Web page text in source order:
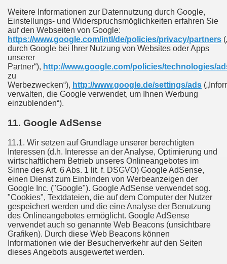
Weitere Informationen zur Datennutzung durch Google,
Einstellungs- und Widerspruchsmöglichkeiten erfahren Sie
auf den Webseiten von Google:
https://www.google.com/intl/de/policies/privacy/partners
durch Google bei Ihrer Nutzung von Websites oder Apps
unserer
Partner“), http://www.google.com/policies/technologies/
zu
Werbezwecken“), http://www.google.de/settings/ads
verwalten, die Google verwendet, um Ihnen Werbung
einzublenden“).
11. Google AdSense
11.1. Wir setzen auf Grundlage unserer berechtigten
Interessen (d.h. Interesse an der Analyse, Optimierung und
wirtschaftlichem Betrieb unseres Onlineangebotes im
Sinne des Art. 6 Abs. 1 lit. f. DSGVO) Google AdSense,
einen Dienst zum Einbinden von Werbeanzeigen der
Google Inc. ("Google"). Google AdSense verwendet sog.
"Cookies", Textdateien, die auf dem Computer der Nutzer
gespeichert werden und die eine Analyse der Benutzung
des Onlineangebotes ermöglicht. Google AdSense
verwendet auch so genannte Web Beacons (unsichtbare
Grafiken). Durch diese Web Beacons können
Informationen wie der Besucherverkehr auf den Seiten
dieses Angebots ausgewertet werden.